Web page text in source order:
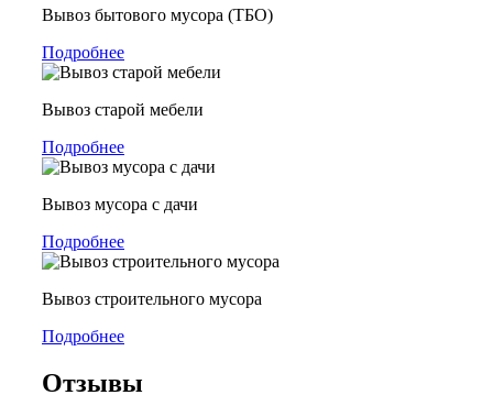
Вывоз бытового мусора (ТБО)
Подробнее
Вывоз старой мебели
Подробнее
Вывоз мусора с дачи
Подробнее
Вывоз строительного мусора
Подробнее
Отзывы